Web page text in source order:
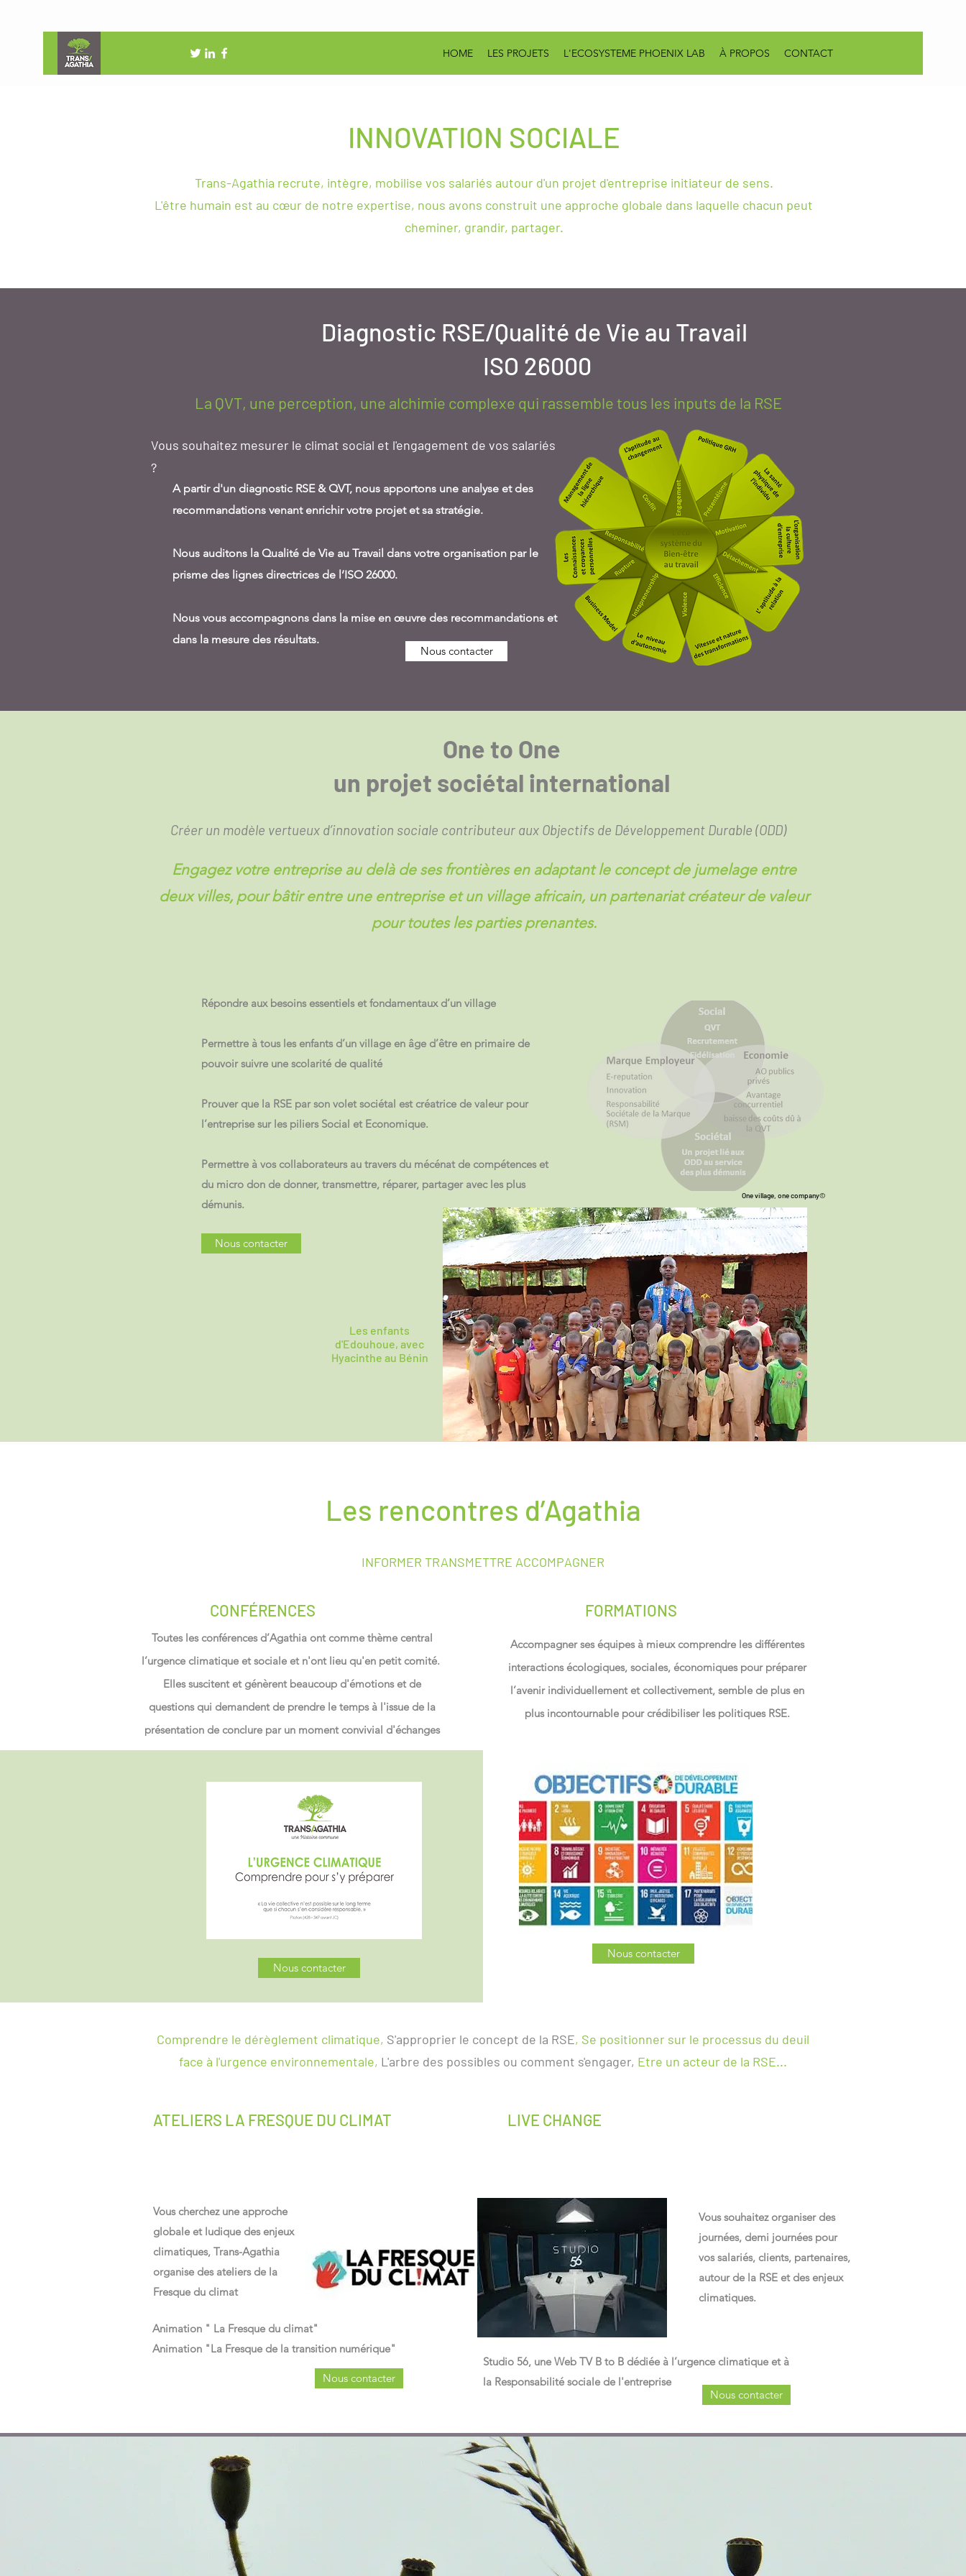
HOME LES PROJETS L'ECOSYSTEME PHOENIX LAB À PROPOS CONTACT
INNOVATION SOCIALE
Trans-Agathia recrute, intègre, mobilise vos salariés autour d'un projet d'entreprise initiateur de sens.
L'être humain est au cœur de notre expertise, nous avons construit une approche globale dans laquelle chacun peut
cheminer, grandir, partager.
Diagnostic RSE/Qualité de Vie au Travail
ISO 26000
La QVT, une perception, une alchimie complexe qui rassemble tous les inputs de la RSE
Vous souhaitez mesurer le climat social et l'engagement de vos salariés
?
A partir d'un diagnostic RSE & QVT, nous apportons une analyse et des
recommandations venant enrichir votre projet et sa stratégie.
Nous auditons la Qualité de Vie au Travail dans votre organisation par le
prisme des lignes directrices de l’ISO 26000.
Nous vous accompagnons dans la mise en œuvre des recommandations et
dans la mesure des résultats.
Nous contacter
One to One
un projet sociétal international
Créer un modèle vertueux d’innovation sociale contributeur aux Objectifs de Développement Durable (ODD)
Engagez votre entreprise au delà de ses frontières en adaptant le concept de jumelage entre
deux villes, pour bâtir entre une entreprise et un village africain, un partenariat créateur de valeur
pour toutes les parties prenantes.
Répondre aux besoins essentiels et fondamentaux d’un village
Permettre à tous les enfants d’un village en âge d’être en primaire de
pouvoir suivre une scolarité de qualité
Prouver que la RSE par son volet sociétal est créatrice de valeur pour
l’entreprise sur les piliers Social et Economique.
Permettre à vos collaborateurs au travers du mécénat de compétences et
du micro don de donner, transmettre, réparer, partager avec les plus
démunis.
Nous contacter
Les enfants
d'Edouhoue, avec
Hyacinthe au Bénin
One village, one company©
Les rencontres d’Agathia
INFORMER TRANSMETTRE ACCOMPAGNER
CONFÉRENCES FORMATIONS
Toutes les conférences d’Agathia ont comme thème central
l’urgence climatique et sociale et n'ont lieu qu'en petit comité.
Elles suscitent et génèrent beaucoup d'émotions et de
questions qui demandent de prendre le temps à l'issue de la
présentation de conclure par un moment convivial d'échanges
Accompagner ses équipes à mieux comprendre les différentes
interactions écologiques, sociales, économiques pour préparer
l’avenir individuellement et collectivement, semble de plus en
plus incontournable pour crédibiliser les politiques RSE.
Comprendre le dérèglement climatique, S'approprier le concept de la RSE, Se positionner sur le processus du deuil
face à l'urgence environnementale, L'arbre des possibles ou comment s'engager, Etre un acteur de la RSE...
Animation fresque du climat
Animation fresque du climat
Nous contacter
Nous contacter
ATELIERS LA FRESQUE DU CLIMAT
Vous cherchez une approche
globale et ludique des enjeux
climatiques, Trans-Agathia
organise des ateliers de la
Fresque du climat
Animation " La Fresque du climat"
Animation "La Fresque de la transition numérique"
Nous contacter
LIVE CHANGE
Vous souhaitez organiser des
journées, demi journées pour
vos salariés, clients, partenaires,
autour de la RSE et des enjeux
climatiques.
Studio 56, une Web TV B to B dédiée à l’urgence climatique et à
la Responsabilité sociale de l'entreprise
Nous contacter